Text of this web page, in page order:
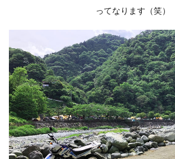
ってなります（笑）